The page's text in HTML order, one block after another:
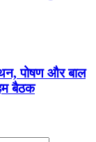
पोषण और बाल
बैठक